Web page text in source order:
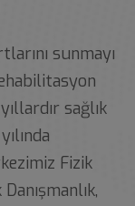
sunmayı
sağlık
Fizik